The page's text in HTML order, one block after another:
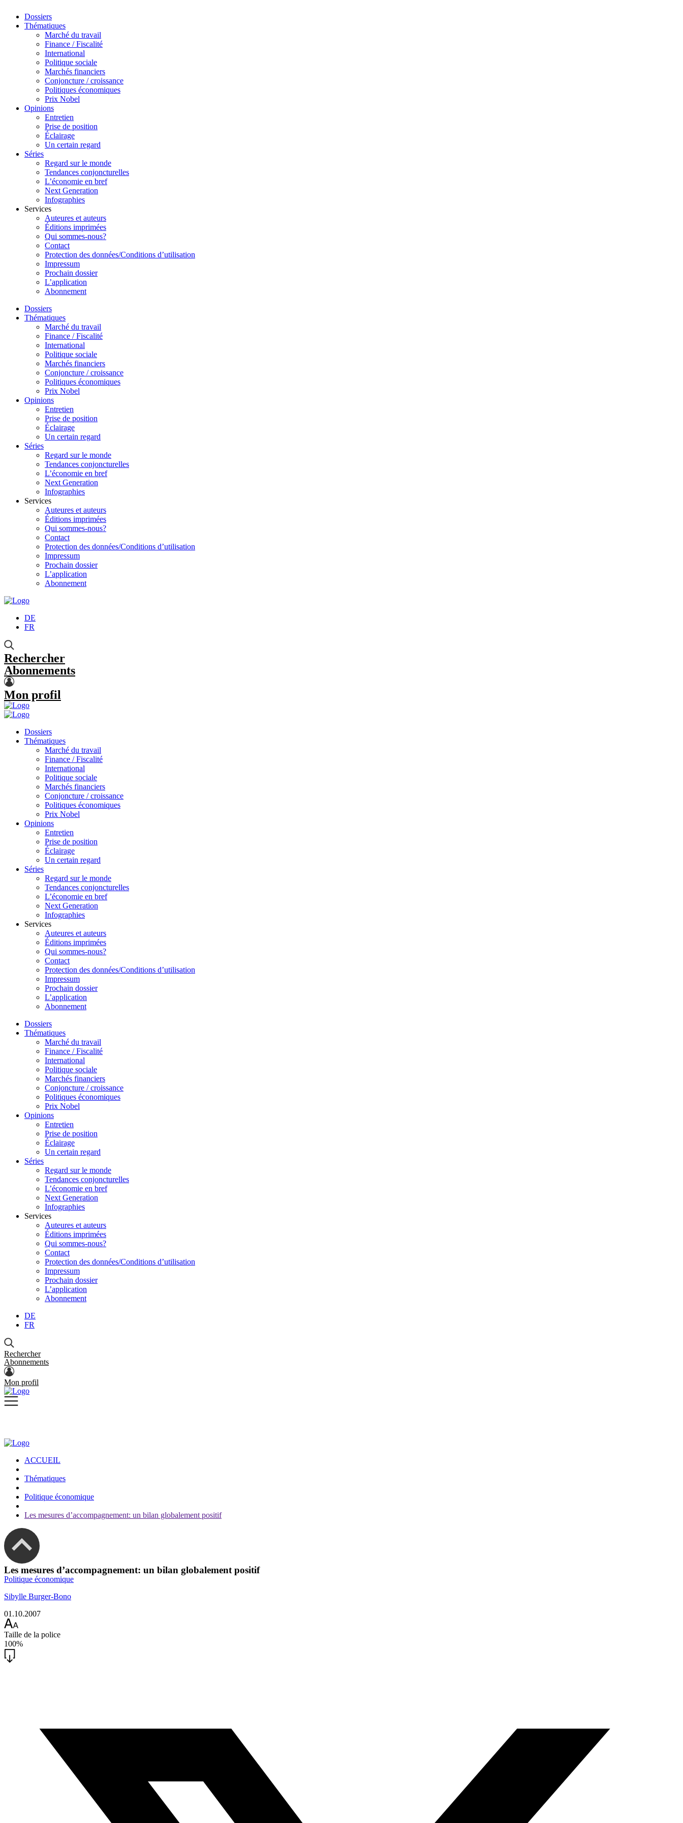
Dossiers
Thématiques
Marché du travail
Finance / Fiscalité
International
Politique sociale
Marchés financiers
Conjoncture / croissance
Politiques économiques
Prix Nobel
Opinions
Entretien
Prise de position
Éclairage
Un certain regard
Séries
Regard sur le monde
Tendances conjoncturelles
L’économie en bref
Next Generation
Infographies
Services
Auteures et auteurs
Éditions imprimées
Qui sommes-nous?
Contact
Protection des données/Conditions d’utilisation
Impressum
Prochain dossier
L’application
Abonnement
Dossiers
Thématiques
Marché du travail
Finance / Fiscalité
International
Politique sociale
Marchés financiers
Conjoncture / croissance
Politiques économiques
Prix Nobel
Opinions
Entretien
Prise de position
Éclairage
Un certain regard
Séries
Regard sur le monde
Tendances conjoncturelles
L’économie en bref
Next Generation
Infographies
Services
Auteures et auteurs
Éditions imprimées
Qui sommes-nous?
Contact
Protection des données/Conditions d’utilisation
Impressum
Prochain dossier
L’application
Abonnement
DE
FR
Rechercher
Abonnements
Mon profil
Dossiers
Thématiques
Marché du travail
Finance / Fiscalité
International
Politique sociale
Marchés financiers
Conjoncture / croissance
Politiques économiques
Prix Nobel
Opinions
Entretien
Prise de position
Éclairage
Un certain regard
Séries
Regard sur le monde
Tendances conjoncturelles
L’économie en bref
Next Generation
Infographies
Services
Auteures et auteurs
Éditions imprimées
Qui sommes-nous?
Contact
Protection des données/Conditions d’utilisation
Impressum
Prochain dossier
L’application
Abonnement
Dossiers
Thématiques
Marché du travail
Finance / Fiscalité
International
Politique sociale
Marchés financiers
Conjoncture / croissance
Politiques économiques
Prix Nobel
Opinions
Entretien
Prise de position
Éclairage
Un certain regard
Séries
Regard sur le monde
Tendances conjoncturelles
L’économie en bref
Next Generation
Infographies
Services
Auteures et auteurs
Éditions imprimées
Qui sommes-nous?
Contact
Protection des données/Conditions d’utilisation
Impressum
Prochain dossier
L’application
Abonnement
DE
FR
Rechercher
Abonnements
Mon profil
ACCUEIL
Thématiques
Politique économique
Les mesures d’accompagnement: un bilan globalement positif
Les mesures d’accompagnement: un bilan globalement positif
Politique économique
Sibylle Burger-Bono
01.10.2007
Taille de la police
100%